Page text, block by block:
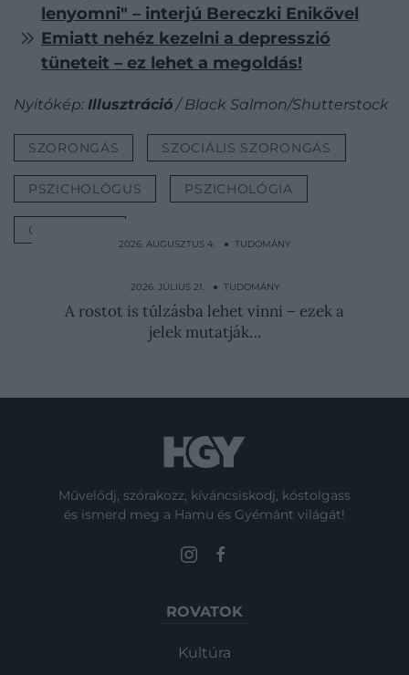
lenyomni" – interjú Bereczki Enikővel
Emiatt nehéz kezelni a depresszió
tüneteit – ez lehet a megoldás!
Nyitókép: Illusztráció/ Black Salmon/Shutterstock
SZORONGÁS SZOCIÁLIS SZORONGÁS
PSZICHOLÓGUS PSZICHOLÓGIA
ÖNISMERET
2026. AUGUSZTUS 4. ● TUDOMÁNY
készítenek a keselyűméhek
2026. JÚLIUS 21. ● TUDOMÁNY
A rostot is túlzásba lehet vinni – ezek a
jelek mutatják…
Művelődj, szórakozz, kíváncsiskodj, kóstolgass
és ismerd meg a Hamu és Gyémánt világát!
ROVATOK
Kultúra